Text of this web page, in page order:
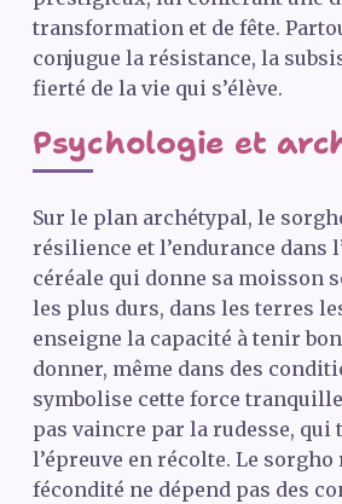
transformation et de fête.
conjugue la résistance, la
fierté de la vie qui s’élève.
Psychologie et
Sur le plan archétypal, le
résilience et l’endurance dans
céréale qui donne sa moisson
les plus durs, dans les terres
enseigne la capacité à tenir
donner, même dans des
symbolise cette force
pas vaincre par la rudesse, qui
l’épreuve en récolte. Le
fécondité ne dépend pas des